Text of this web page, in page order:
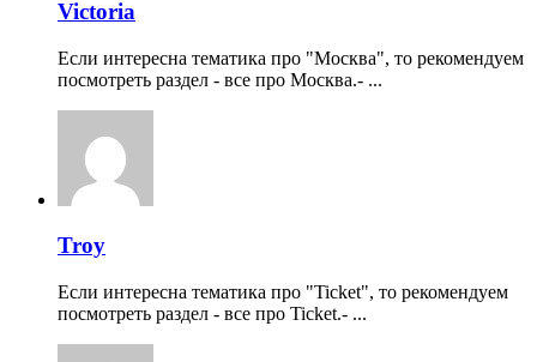
Victoria
Если интересна тематика про "Москва", то рекомендуем
посмотреть раздел - все про Москва.- ...
Troy
Если интересна тематика про "Ticket", то рекомендуем
посмотреть раздел - все про Ticket.- ...